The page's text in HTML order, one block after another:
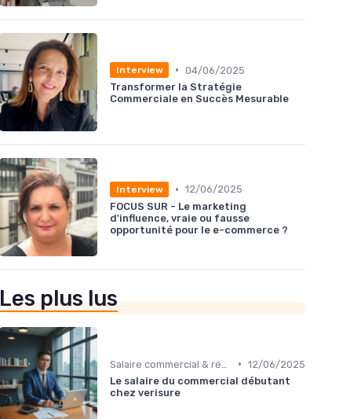
Interview • 04/06/2025
Transformer la Stratégie
Commerciale en Succès Mesurable
Interview • 12/06/2025
FOCUS SUR - Le marketing
d'influence, vraie ou fausse
opportunité pour le e-commerce ?
Les plus lus
• 12/06/2025
Le salaire du commercial débutant
chez verisure